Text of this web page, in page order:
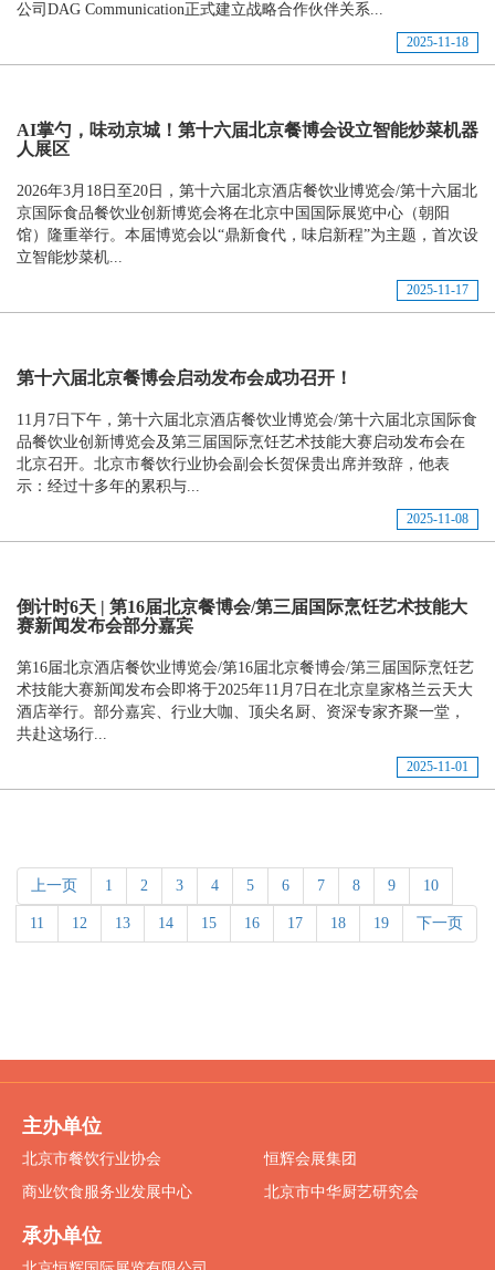
公司DAG Communication正式建立战略合作伙伴关系...
2025-11-18
AI掌勺，味动京城！第十六届北京餐博会设立智能炒菜机器
人展区
2026年3月18日至20日，第十六届北京酒店餐饮业博览会/第十六届北
京国际食品餐饮业创新博览会将在北京中国国际展览中心（朝阳
馆）隆重举行。本届博览会以“鼎新食代，味启新程”为主题，首次设
立智能炒菜机...
2025-11-17
第十六届北京餐博会启动发布会成功召开！
11月7日下午，第十六届北京酒店餐饮业博览会/第十六届北京国际食
品餐饮业创新博览会及第三届国际烹饪艺术技能大赛启动发布会在
北京召开。北京市餐饮行业协会副会长贺保贵出席并致辞，他表
示：经过十多年的累积与...
2025-11-08
倒计时6天 | 第16届北京餐博会/第三届国际烹饪艺术技能大
赛新闻发布会部分嘉宾
第16届北京酒店餐饮业博览会/第16届北京餐博会/第三届国际烹饪艺
术技能大赛新闻发布会即将于2025年11月7日在北京皇家格兰云天大
酒店举行。部分嘉宾、行业大咖、顶尖名厨、资深专家齐聚一堂，
共赴这场行...
2025-11-01
上一页 1 2 3 4 5 6 7 8 9 10
11 12 13 14 15 16 17 18 19 下一页
主办单位
北京市餐饮行业协会
恒辉会展集团
商业饮食服务业发展中心
北京市中华厨艺研究会
承办单位